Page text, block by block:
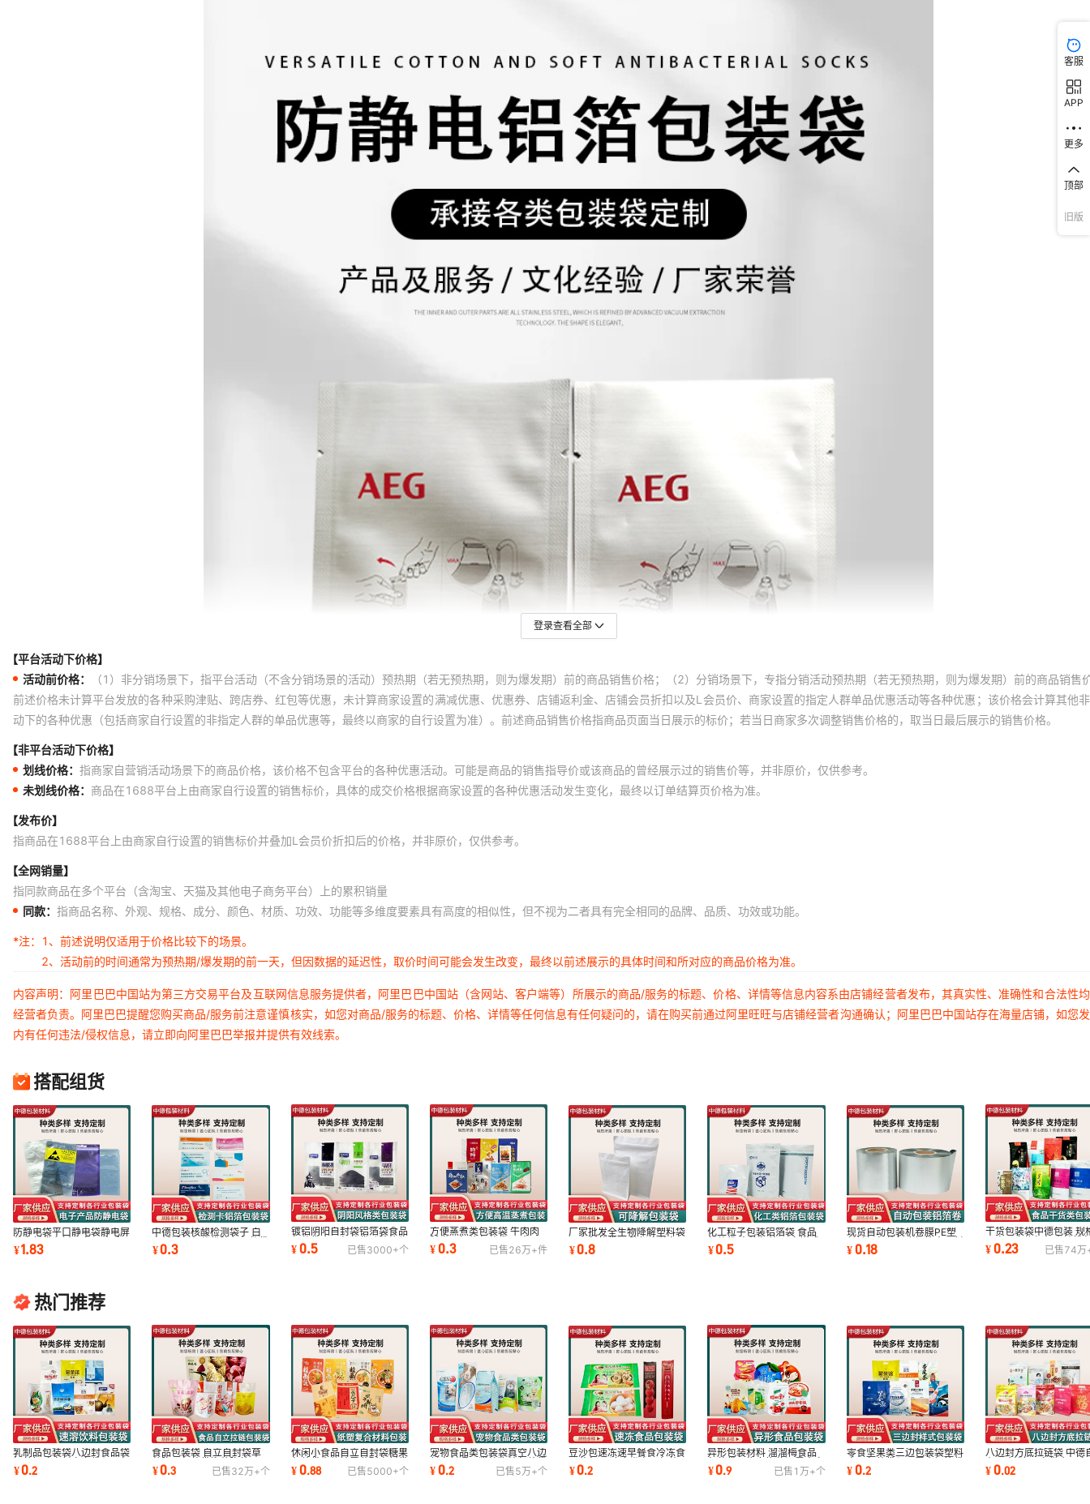
登录查看全部
【平台活动下价格】
活动前价格：
（1）非分销场景下，指平台活动（不含分销场景的活动）预热期（若无预热期，则为爆发期）前的商品销售价格；（2）分销场景下，专指分销活动预热期（若无预热期，则为爆发期）前的商品销售
前述价格未计算平台发放的各种采购津贴、跨店券、红包等优惠，未计算商家设置的满减优惠、优惠券、店铺返利金、店铺会员折扣以及L会员价、商家设置的指定人群单品优惠活动等各种优惠；该价格会计算其他
动下的各种优惠（包括商家自行设置的非指定人群的单品优惠等，最终以商家的自行设置为准）。前述商品销售价格指商品页面当日展示的标价；若当日商家多次调整销售价格的，取当日最后展示的销售价格。
【非平台活动下价格】
划线价格： 指商家自营销活动场景下的商品价格，该价格不包含平台的各种优惠活动。可能是商品的销售指导价或该商品的曾经展示过的销售价等，并非原价，仅供参考。
未划线价格： 商品在1688平台上由商家自行设置的销售标价，具体的成交价格根据商家设置的各种优惠活动发生变化，最终以订单结算页价格为准。
【发布价】
指商品在1688平台上由商家自行设置的销售标价并叠加L会员价折扣后的价格，并非原价，仅供参考。
【全网销量】
指同款商品在多个平台（含淘宝、天猫及其他电子商务平台）上的累积销量
同款： 指商品名称、外观、规格、成分、颜色、材质、功效、功能等多维度要素具有高度的相似性，但不视为二者具有完全相同的品牌、品质、功效或功能。
*注：
1、前述说明仅适用于价格比较下的场景。
2、活动前的时间通常为预热期/爆发期的前一天，但因数据的延迟性，取价时间可能会发生改变，最终以前述展示的具体时间和所对应的商品价格为准。
内容声明：阿里巴巴中国站为第三方交易平台及互联网信息服务提供者，阿里巴巴中国站（含网站、客户端等）所展示的商品/服务的标题、价格、详情等信息内容系由店铺经营者发布，其真实性、准确性和合法性
经营者负责。阿里巴巴提醒您购买商品/服务前注意谨慎核实，如您对商品/服务的标题、价格、详情等任何信息有任何疑问的，请在购买前通过阿里旺旺与店铺经营者沟通确认；阿里巴巴中国站存在海量店铺，如您
内有任何违法/侵权信息，请立即向阿里巴巴举报并提供有效线索。
搭配组货
防静电袋平口静电袋静电屏
蔽密封袋主板硬盘led灯条
防静电袋子
¥1.83
中德包装核酸检测袋子 白
卡纸试剂包装袋胶印包装袋
检测卡类包装
¥0.3
镀铝阴阳自封袋铝箔袋食品
包装袋食品包装袋硅胶礼物
袋五金配件袋
¥0.5 已售3000+个
方便蒸煮类包装袋 牛肉肉
脯类可加热包装袋 可来图
定 中德包装
¥0.3 已售26万+件
厂家批发全生物降解塑料袋
PLA包装袋 可降解自粘包
装袋厂家包装袋
¥0.8
化工粒子包装铝箔袋 食品
包装袋 中德包装 图案样式
可定 自有材料
¥0.5
现货自动包装机卷膜PE塑
封镀铝包装复合铝箔食品封
口复合膜包装膜
¥0.18
干货包装袋中德包装 规
图案可定枸杞红枣核桃
袋食品包装
¥0.23 已售74万
热门推荐
乳制品包装袋八边封食品袋
奶茶奶酪自封自立袋坚果包
装袋印刷logo
¥0.2
食品包装袋 自立自封袋草
莓脆果包装袋榴莲脆芒果干
密封袋拉链袋
¥0.3 已售32万+个
休闲小食品自立自封袋糖果
包装袋牛轧糖雪花酥密封袋
厂规格多样
¥0.88 已售5000+个
宠物食品类包装袋真空八边
封密封通用猫粮狗粮包装袋
宠物冻干食品
¥0.2 已售5万+个
豆沙包速冻速早餐食冷冻食
品菜包子 速冻类产品包装
袋厂家供应可
¥0.2
异形包装材料 溜溜梅食品
包装袋西梅乌梅休闲零食自
封袋拉链包袋
¥0.9 已售 1万+个
零食坚果类三边包装袋塑料
食品包装袋坚果零食铝箔袋
制作休闲食品
¥0.2
八边封方底拉链袋 中德
有PE材料 厂家供应可定
装袋食品袋多用
¥0.02
客服
APP
更多
顶部
旧版